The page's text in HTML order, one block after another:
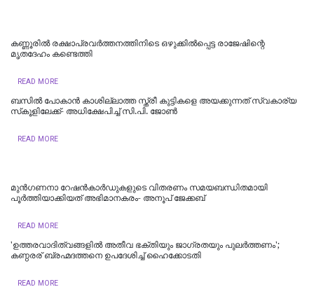
കണ്ണൂരിൽ രക്ഷാപ്രവർത്തനത്തിനിടെ ഒഴുക്കിൽപ്പെട്ട രാജേഷിന്റെ
മൃതദേഹം കണ്ടെത്തി
READ MORE
ബസിൽ പോകാൻ കാശില്ലാത്ത സ്ത്രീ കുട്ടികളെ അയക്കുന്നത് സ്വകാര്യ
സ്‌കൂളിലേക്ക്- അധിക്ഷേപിച്ച് സി.പി. ജോൺ
READ MORE
മുൻഗണനാ റേഷൻകാർഡുകളുടെ വിതരണം സമയബന്ധിതമായി
പൂർത്തിയാക്കിയത് അഭിമാനകരം- അനൂപ് ജേക്കബ്
READ MORE
'ഉത്തരവാദിത്വങ്ങളിൽ അതീവ ഭക്തിയും ജാഗ്രതയും പുലര്‍ത്തണം';
കണ്ഠരര് ബ്രഹ്മദത്തനെ ഉപദേശിച്ച് ഹൈക്കോടതി
READ MORE